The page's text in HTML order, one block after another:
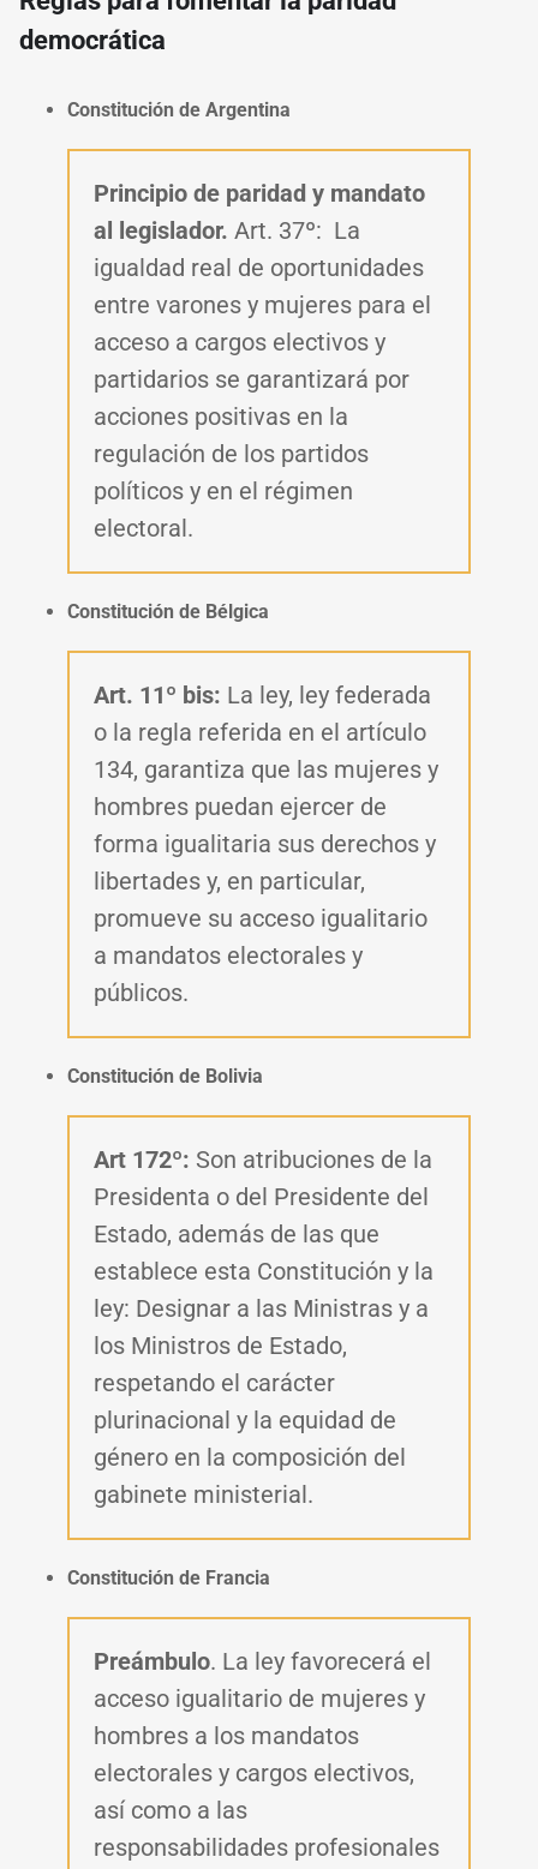
democrática
Constitución de Argentina
Principio de paridad y mandato
al legislador. Art. 37º: La
igualdad real de oportunidades
entre varones y mujeres para el
acceso a cargos electivos y
partidarios se garantizará por
acciones positivas en la
regulación de los partidos
políticos y en el régimen
electoral.
Constitución de Bélgica
Art. 11º bis: La ley, ley federada
o la regla referida en el artículo
134, garantiza que las mujeres y
hombres puedan ejercer de
forma igualitaria sus derechos y
libertades y, en particular,
promueve su acceso igualitario
a mandatos electorales y
públicos.
Constitución de Bolivia
Art 172º: Son atribuciones de la
Presidenta o del Presidente del
Estado, además de las que
establece esta Constitución y la
ley: Designar a las Ministras y a
los Ministros de Estado,
respetando el carácter
plurinacional y la equidad de
género en la composición del
gabinete ministerial.
Constitución de Francia
Preámbulo. La ley favorecerá el
acceso igualitario de mujeres y
hombres a los mandatos
electorales y cargos electivos,
así como a las
responsabilidades profesionales